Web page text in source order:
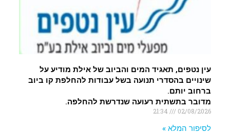
עין נטפים, תאגיד המים והביוב של אילת מודיע על
שינויים בהסדרי תנועה בשל עבודות להחלפת קו ביוב
ברחוב יותם.
מדובר בתשתית רעועה שנדרשת להחלפה.
02/08/2026
לסיפור המלא »